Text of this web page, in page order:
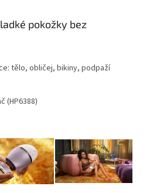
pokožky bez
tělo, obličej, bikiny, podpaží
(HP6388)